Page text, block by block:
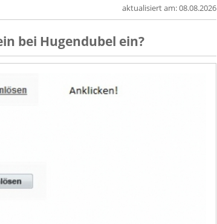
aktualisiert am:08.08.2026
bei Hugendubel ein?